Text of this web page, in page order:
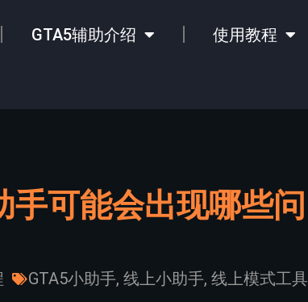
GTA5辅助介绍 使用教程
手可能会出现哪些问
GTA5小助手, 线上小助手, 线上模式工具